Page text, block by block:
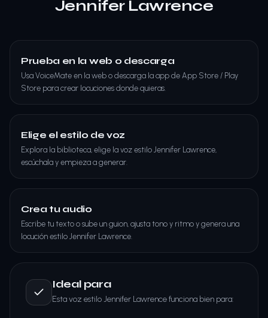
Jennifer Lawrence
Prueba en la web o descarga
Usa VoiceMate en la web o descarga la app de App Store / Play
Store para crear locuciones donde quieras.
Elige el estilo de voz
Explora la biblioteca, elige la voz estilo Jennifer Lawrence,
escúchala y empieza a generar.
Crea tu audio
Escribe tu texto o sube un guion, ajusta tono y ritmo y genera una
locución estilo Jennifer Lawrence.
Ideal para
Esta voz estilo Jennifer Lawrence funciona bien para: